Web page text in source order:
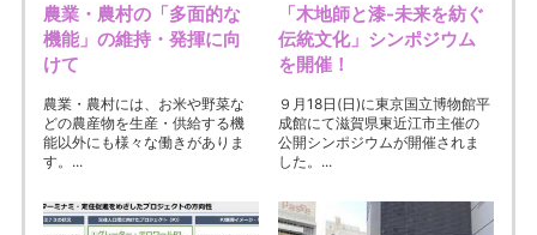
農業・農村の「多面的な
機能」の維持・発揮に向
けて
農業・農村には、お米や野菜な
どの農産物を生産・供給する機
能以外にも様々な働きがありま
す。...
「木地師と漆-未来を紡ぐ
伝統文化」シンポジウム
を開催！
９月18日(日)に東京国立博物館平
成館にて滋賀県東近江市主催の
公開シンポジウムが開催されま
した。...